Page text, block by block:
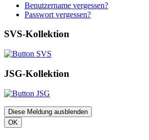
Benutzername vergessen?
Passwort vergessen?
SVS-Kollektion
JSG-Kollektion
Diese Meldung ausblenden
OK